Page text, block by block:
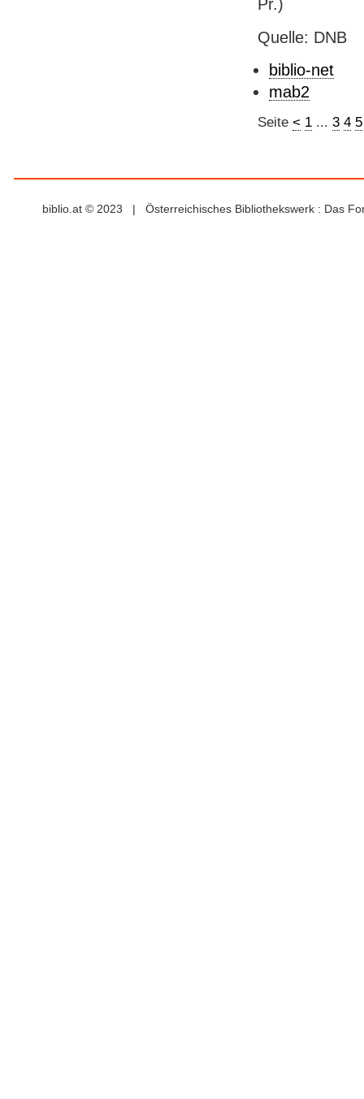
Pr.)
Quelle: DNB
biblio-net
mab2
Seite < 1... 3 4 5
biblio.at © 2023 | Österreichisches Bibliothekswerk : Das